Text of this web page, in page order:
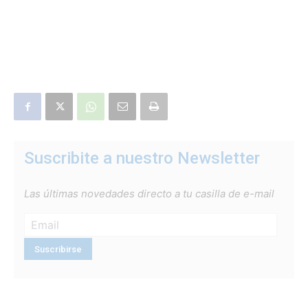
Suscribite a nuestro Newsletter
Las últimas novedades directo a tu casilla de e-mail